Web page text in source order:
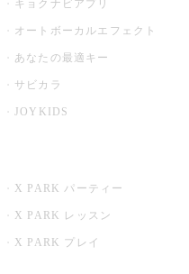
キョクナビアプリ
オートボーカルエフェクト
あなたの最適キー
サビカラ
JOYKIDS
X PARK パーティー
X PARK レッスン
X PARK プレイ